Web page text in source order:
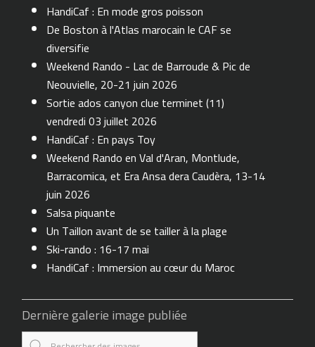
HandiCaf : En mode gros poisson
De Boston à l'Atlas marocain le CAF se
diversifie
Weekend Rando - Lac de Barroude & Pic de
Neouvielle, 20-21 juin 2026
Sortie ados canyon clue terminet (11)
vendredi 03 juillet 2026
HandiCaf : En pays Toy
Weekend Rando en Val d'Aran, Montlude,
Barracomica, et Era Ansa dera Caudèra, 13-14
juin 2026
Salsa piquante
Un Taillon avant de se tailler à la plage
Ski-rando : 16-17 mai
HandiCaf : Immersion au cœur du Maroc
Dernière galerie image publiée